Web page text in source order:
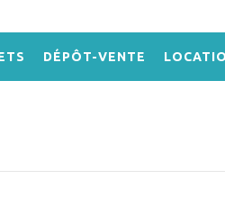
DÉPÔT-VENTE